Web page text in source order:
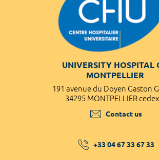
UNIVERSITY HOSPITAL
MONTPELLIER
191 avenue du Doyen Gaston
34295 MONTPELLIER
Contact us
+33 04 67 33 67 33